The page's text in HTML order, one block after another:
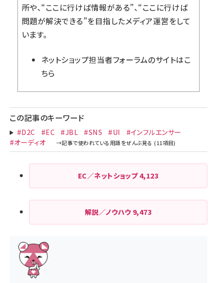
所や、“ここに行けば情報がある”、“ここに行けば
問題が解決できる”を目指したメディア運営をして
います。
ネットショップ担当者フォーラムのサイトはこ
ちら
この記事のキーワード
#D2C #EC #JBL #SNS #UI
#インフルエンサー
#オーディオ
EC／ネットショップ4,123
解説／ノウハウ 9,473